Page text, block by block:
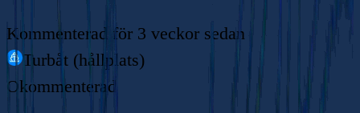
Kommenterad för 3 veckor sedan
Turbåt (hållplats)
Okommenterad